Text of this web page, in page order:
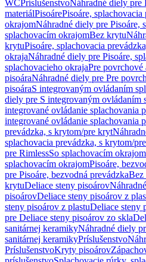
WCPríslušenstvoNáhradné diely pre
materiálPisoárePisoáre,
okrajomNáhradné diely pre Pisoáre,
splachovacím okrajomBez krytu
krytuPisoáre, splachovacia
okrajaNáhradné diely pre Pisoáre,
splachovacieho okrajaPre povrchové
pisoáraNáhradné diely pre Pre
pisoáraS integrovaným ovládaním
diely pre S integrovaným ovládaním
integrované ovládanie splachovania
integrované ovládanie splachovania
prevádzka, s krytom/pre kryt
splachovacia prevádzka, s krytom/
pre RimlessSo splachovacím okrajom
splachovacím okrajomPisoáre,
pre Pisoáre, bezvodná prevádzkaBez
krytuDeliace steny pisoárov
pisoárovDeliace steny pisoárov z
steny pisoárov z plastuDeliace steny
pre Deliace steny pisoárov zo skla
sanitárnej keramikyNáhradné diely
sanitárnej keramikyPríslušenstvo
PríslušenstvoKryty pisoárov